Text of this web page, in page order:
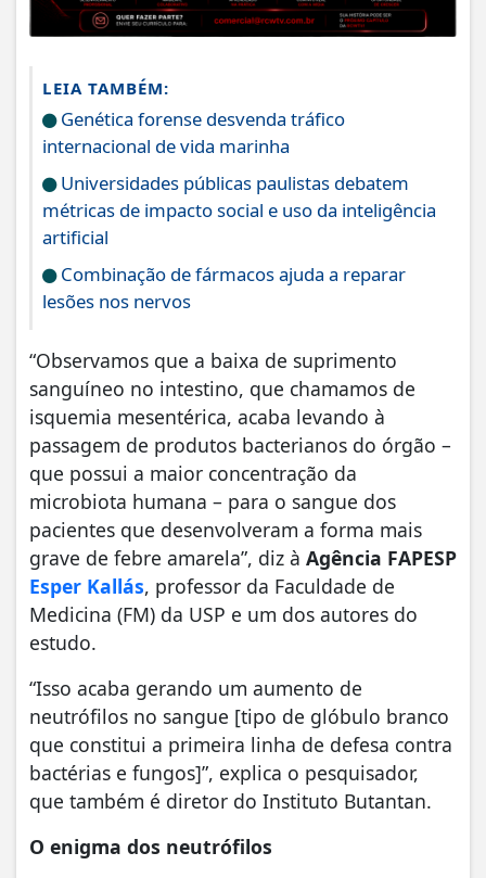
LEIA TAMBÉM:
Genética forense desvenda tráfico
internacional de vida marinha
Universidades públicas paulistas debatem
métricas de impacto social e uso da inteligência
artificial
Combinação de fármacos ajuda a reparar
lesões nos nervos
“Observamos que a baixa de suprimento
sanguíneo no intestino, que chamamos de
isquemia mesentérica, acaba levando à
passagem de produtos bacterianos do órgão –
que possui a maior concentração da
microbiota humana – para o sangue dos
pacientes que desenvolveram a forma mais
grave de febre amarela”, diz à Agência FAPESP
Esper Kallás, professor da Faculdade de
Medicina (FM) da USP e um dos autores do
estudo.
“Isso acaba gerando um aumento de
neutrófilos no sangue [tipo de glóbulo branco
que constitui a primeira linha de defesa contra
bactérias e fungos]”, explica o pesquisador,
que também é diretor do Instituto Butantan.
O enigma dos neutrófilos